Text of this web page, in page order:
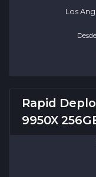
Los
Desde
Rapid
9950X